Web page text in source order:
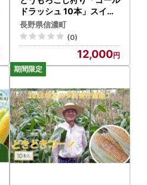
ドラッシュ 10本」スイー
トコーン 収穫体験 ファー
ムかずと【長野県信濃町】
長野県信濃町
(0)
12,000